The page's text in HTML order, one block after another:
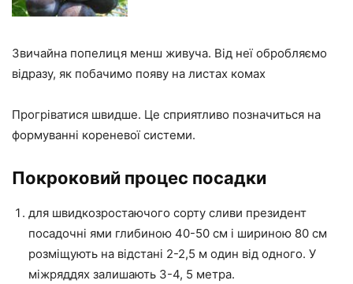
Звичайна попелиця менш живуча. Від неї обробляємо
відразу, як побачимо появу на листах комах
Прогріватися швидше. Це сприятливо позначиться на
формуванні кореневої системи.
Покроковий процес посадки
для швидкозростаючого сорту сливи президент
посадочні ями глибиною 40-50 см і шириною 80 см
розміщують на відстані 2-2,5 м один від одного. У
міжряддях залишають 3-4, 5 метра.